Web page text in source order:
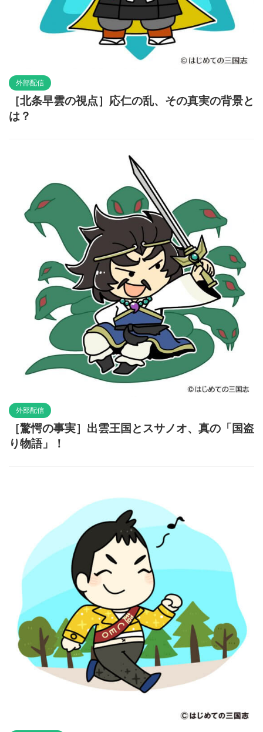
外部配信
［北条早雲の視点］応仁の乱、その真実の背景と
は？
外部配信
［驚愕の事実］出雲王国とスサノオ、真の「国盗
り物語」！